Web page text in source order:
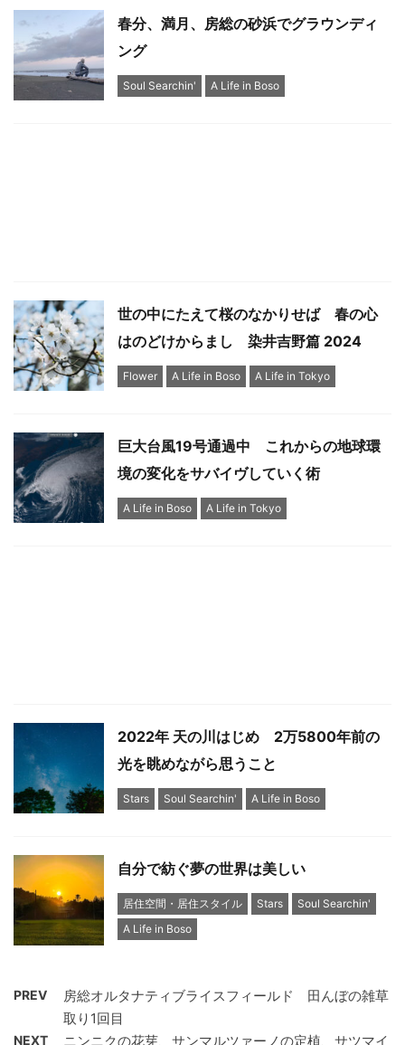
春分、満月、房総の砂浜でグラウンディ
ング
Soul Searchin' A Life in Boso
世の中にたえて桜のなかりせば 春の心
はのどけからまし 染井吉野篇 2024
Flower A Life in Boso A Life in Tokyo
巨大台風19号通過中 これからの地球環
境の変化をサバイヴしていく術
A Life in Boso A Life in Tokyo
2022年 天の川はじめ 2万5800年前の
光を眺めながら思うこと
Stars Soul Searchin' A Life in Boso
自分で紡ぐ夢の世界は美しい
居住空間・居住スタイル Stars
Soul Searchin'
A Life in Boso
PREV
房総オルタナティブライスフィールド 田んぼの雑草
取り1回目
NEXT ニンニクの花芽、サンマルツァーノの定植、サツマイ